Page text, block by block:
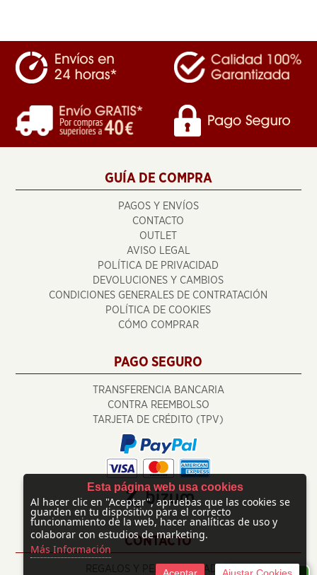
GUÍA DE COMPRA
PAGOS Y ENVÍOS
CONTACTO
OUTLET
AVISO LEGAL
POLÍTICA DE PRIVACIDAD
DEVOLUCIONES Y CAMBIOS
CONDICIONES GENERALES DE CONTRATACIÓN
POLÍTICA DE COOKIES
CÓMO COMPRAR
PAGO SEGURO
TRANSFERENCIA BANCARIA
CONTRA REEMBOLSO
TARJETA DE CRÉDITO (TPV)
CONTACTO
REGALOS Y PERSONALIZADOS
Esta página web usa cookies
Al hacer clic en "Aceptar", apruebas que las cookies se
guarden en tu dispositivo para el correcto
funcionamiento de la web, hacer analíticas de uso y
colaborar con estudios de marketing.
Más Información